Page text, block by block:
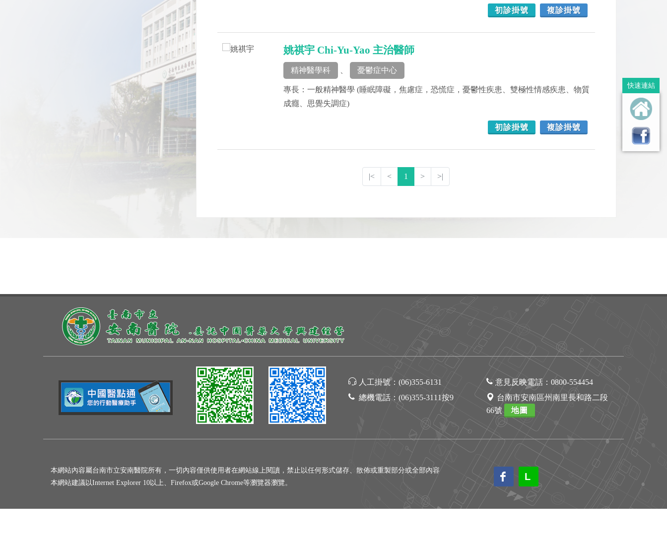
初診掛號 複診掛號
姚祺宇 Chi-Yu-Yao 主治醫師
精神醫學科 憂鬱症中心
專長：一般精神醫學 (睡眠障礙，焦慮症，恐慌症，憂鬱性疾患、雙極性情感疾患、物質
成癮、思覺失調症)
初診掛號 複診掛號
|< < 1 > >|
快速連結
人工掛號： (06)355-6131
總機電話： (06)355-3111按9
意見反映電話： 0800-554454
台南市安南區州南里長和路二段
66號
地圖
本網站內容屬台南市立安南醫院所有，一切內容僅供使用者在網站線上閱讀，禁止以任何形式儲存、散佈或重製部分或全部內容
本網站建議以Internet Explorer 10以上、Firefox或Google Chrome等瀏覽器瀏覽。
L
L